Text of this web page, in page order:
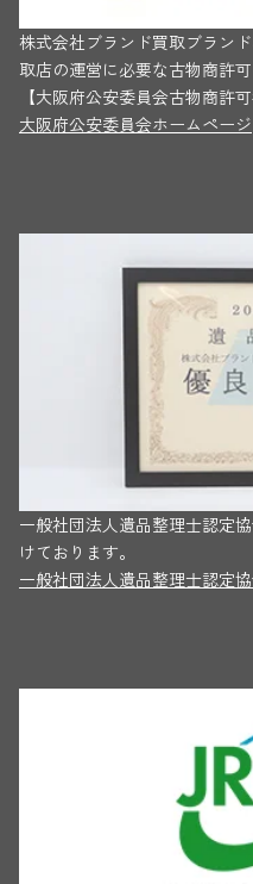
株式会社ブランド買取ブラン
取店の運営に必要な古物商許
【大阪府公安委員会古物商許
大阪府公安委員会ホームページ
一般社団法人遺品整理士認定
けております。
一般社団法人遺品整理士認定